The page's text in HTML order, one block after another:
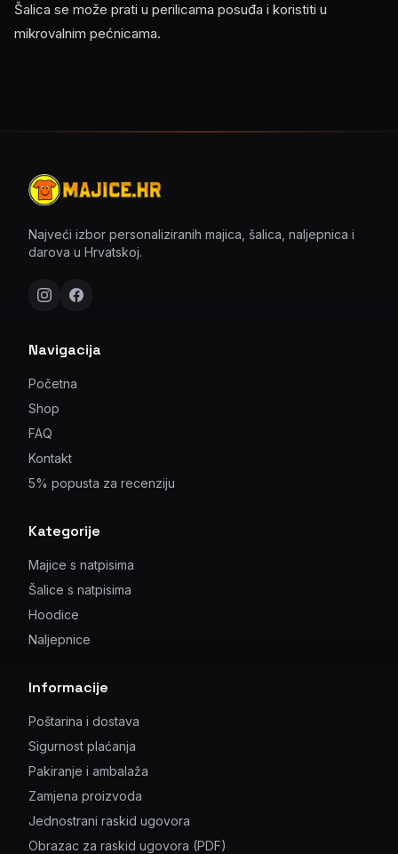
Šalica se može prati u perilicama posuđa i koristiti u
mikrovalnim pećnicama.
Najveći izbor personaliziranih majica, šalica, naljepnica i
darova u Hrvatskoj.
Navigacija
Početna
Shop
FAQ
Kontakt
5% popusta za recenziju
Kategorije
Majice s natpisima
Šalice s natpisima
Hoodice
Naljepnice
Informacije
Poštarina i dostava
Sigurnost plaćanja
Pakiranje i ambalaža
Zamjena proizvoda
Jednostrani raskid ugovora
Obrazac za raskid ugovora (PDF)